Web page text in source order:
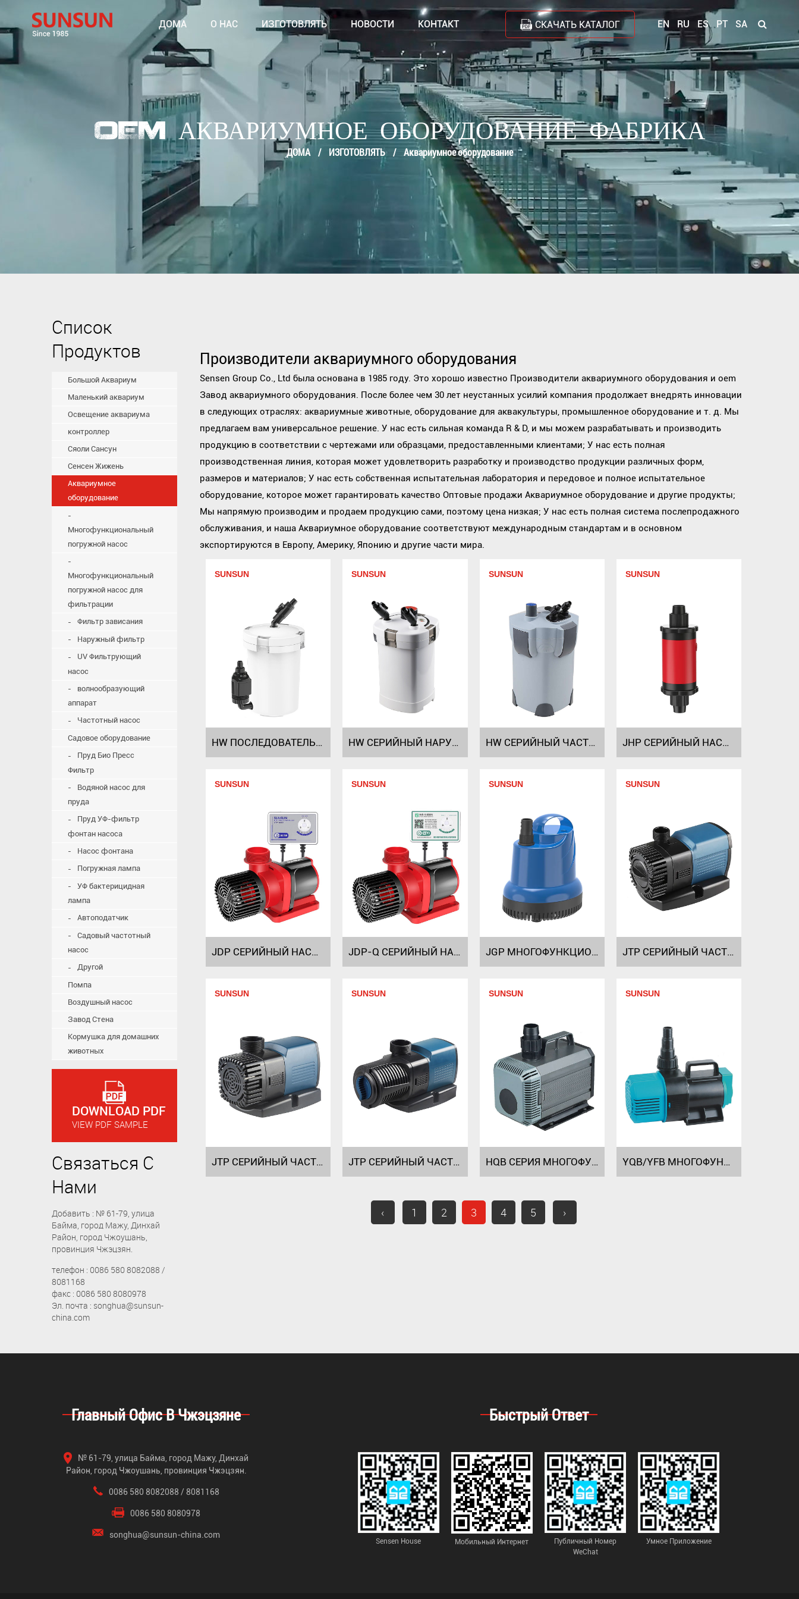
ДОМА О НАС ИЗГОТОВЛЯТЬ НОВОСТИ КОНТАКТ СКАЧАТЬ КАТАЛОГ EN RU ES PT SA
OEM АКВАРИУМНОЕ ОБОРУДОВАНИЕ ФАБРИКА
ДОМА / ИЗГОТОВЛЯТЬ / Аквариумное оборудование
Список
Продуктов
Большой Аквариум
Маленький аквариум
Освещение аквариума
контроллер
Сяоли Сансун
Сенсен Жижень
Аквариумное
оборудование
Многофункциональный
погружной насос
Многофункциональный
погружной насос для
фильтрации
Фильтр зависания
Наружный фильтр
UV Фильтрующий
насос
волнообразующий
аппарат
Частотный насос
Садовое оборудование
Пруд Био Пресс
Фильтр
Водяной насос для
пруда
Пруд УФ-фильтр
фонтан насоса
Насос фонтана
Погружная лампа
УФ бактерицидная
лампа
Автоподатчик
Садовый частотный
насос
Другой
Помпа
Воздушный насос
Завод Стена
Кормушка для домашних
животных
DOWNLOAD PDF
VIEW PDF SAMPLE
Связаться С
Нами
Добавить : № 61-79, улица
Байма, город Мажу, Динхай
Район, город Чжоушань,
провинция Чжэцзян.
телефон : 0086 580 8082088 /
8081168
факс : 0086 580 8080978
Эл. почта : songhua@sunsun-
china.com
Производители аквариумного оборудования
Sensen Group Co., Ltd была основана в 1985 году. Это хорошо известно Производители аквариумного оборудования и oem
Завод аквариумного оборудования. После более чем 30 лет неустанных усилий компания продолжает внедрять инновации
в следующих отраслях: аквариумные животные, оборудование для аквакультуры, промышленное оборудование и т. д. Мы
предлагаем вам универсальное решение. У нас есть сильная команда R & D, и мы можем разрабатывать и производить
продукцию в соответствии с чертежами или образцами, предоставленными клиентами; У нас есть полная
производственная линия, которая может удовлетворить разработку и производство продукции различных форм,
размеров и материалов; У нас есть собственная испытательная лаборатория и передовое и полное испытательное
оборудование, которое может гарантировать качество Оптовые продажи Аквариумное оборудование и другие продукты;
Мы напрямую производим и продаем продукцию сами, поэтому цена низкая; У нас есть полная система послепродажного
обслуживания, и наша Аквариумное оборудование соответствуют международным стандартам и в основном
экспортируются в Европу, Америку, Японию и другие части мира.
SUNSUN
HW ПОСЛЕДОВАТЕЛЬНЫЙ ФИЛЬТР
SUNSUN
HW СЕРИЙНЫЙ НАРУЖНЫЙ ФИЛЬТР
SUNSUN
HW СЕРИЙНЫЙ ЧАСТОТНЫЙ ВНЕШНИЙ ФИЛЬТР
SUNSUN
JHP СЕРИЙНЫЙ НАСОС ЧАСТОТЫ DC
SUNSUN
JDP СЕРИЙНЫЙ НАСОС ИЗМЕНЕНИЯ ЧАСТОТЫ ПОСТОЯННОГО ТОКА
SUNSUN
JDP-Q СЕРИЙНЫЙ НАСОС ИЗМЕНЕНИЯ ЧАСТОТЫ ПОСТОЯННОГО ТОКА
SUNSUN
JGP МНОГОФУНКЦИОНАЛЬНЫЙ ПОГРУЖНОЙ НАСОС СЕРИИ
SUNSUN
JTP СЕРИЙНЫЙ ЧАСТОТНЫЙ НАСОС JTP-2000~3000 JTP-1800~5800
SUNSUN
JTP СЕРИЙНЫЙ ЧАСТОТНЫЙ НАСОС JTP-4000~9000 JTP-10000~16000
SUNSUN
JTP СЕРИЙНЫЙ ЧАСТОТНЫЙ НАСОС JTP-4000R~90000R JTP-10000R~16000R
SUNSUN
HQB СЕРИЯ МНОГОФУНКЦИОНАЛЬНЫХ ПОГРУЖНЫХ НАСОСОВ HQB-5500 HQB-3900/4900
SUNSUN
YQB/YFB МНОГОФУНКЦИОНАЛЬНЫЙ ПОГРУЖНОЙ НАСОС СЕРИИ
‹ 1 2 3 4 5 ›
Главный Офис В Чжэцзяне
№ 61-79, улица Байма, город Мажу, Динхай
Район, город Чжоушань, провинция Чжэцзян.
0086 580 8082088 / 8081168
0086 580 8080978
songhua@sunsun-china.com
Быстрый Ответ
Sensen House Мобильный Интернет
Публичный Номер
WeChat
Умное Приложение